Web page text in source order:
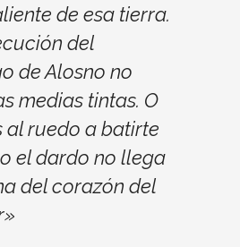
de esa tierra.
del
de Alosno no
medias tintas. O
al ruedo a batirte
el dardo no llega
del corazón del